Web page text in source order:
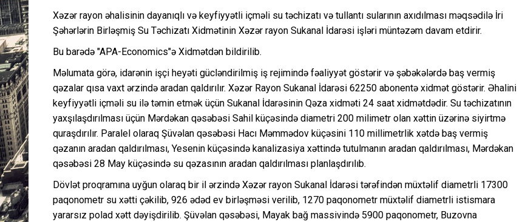
Xəzər rayon əhalisinin dayanıqlı və keyfiyyətli içməli su təchizatı və tullantı sularının axıdılması məqsədilə İri
Şəhərlərin Birləşmiş Su Təchizatı Xidmətinin Xəzər rayon Sukanal İdarəsi işləri müntəzəm davam etdirir.
Bu barədə "APA-Economics"ə Xidmətdən bildirilib.
Məlumata görə, idarənin işçi heyəti gücləndirilmiş iş rejimində fəaliyyət göstərir və şəbəkələrdə baş vermiş
qəzalar qısa vaxt ərzində aradan qaldırılır. Xəzər Rayon Sukanal İdarəsi 62250 abonentə xidmət göstərir. Əhalini
keyfiyyətli içməli su ilə təmin etmək üçün Sukanal İdarəsinin Qəza xidməti 24 saat xidmətdədir. Su təchizatının
yaxşılaşdırılması üçün Mərdəkan qəsəbəsi Sahil küçəsində diametri 200 milimetr olan xəttin üzərinə siyirtmə
quraşdırılır. Paralel olaraq Şüvəlan qəsəbəsi Hacı Məmmədov küçəsini 110 millimetrlik xətdə baş vermiş
qəzanın aradan qaldırılması, Yesenin küçəsində kanalizasiya xəttində tutulmanın aradan qaldırılması, Mərdəkan
qəsəbəsi 28 May küçəsində su qəzasının aradan qaldırılması planlaşdırılıb.
Dövlət proqramına uyğun olaraq bir il ərzində Xəzər rayon Sukanal İdarəsi tərəfindən müxtəlif diametrli 17300
paqonometr su xətti çəkilib, 926 ədəd ev birləşməsi verilib, 1270 paqonometr müxtəlif diametrli istismara
yararsız polad xətt dəyişdirilib. Şüvəlan qəsəbəsi, Mayak bağ massivində 5900 paqonometr, Buzovna